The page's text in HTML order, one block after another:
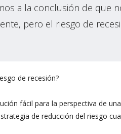
a la conclusión de que
pero el riesgo de
de recesión?
fácil para la perspectiva de
de reducción del riesgo